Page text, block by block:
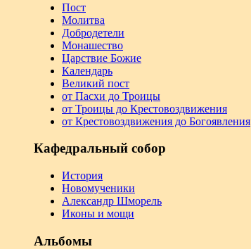
Пост
Молитва
Добродетели
Монашество
Царствие Божие
Календарь
Великий пост
от Пасхи до Троицы
от Троицы до Крестовоздвижения
от Крестовоздвижения до Богоявления
Кафедральный собор
История
Новомученики
Александр Шморель
Иконы и мощи
Альбомы